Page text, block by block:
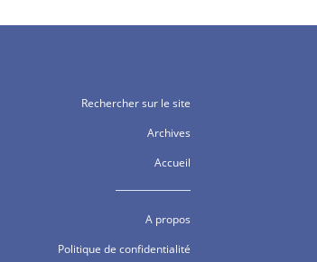
Rechercher sur le site
Archives
Accueil
A propos
Politique de confidentialité